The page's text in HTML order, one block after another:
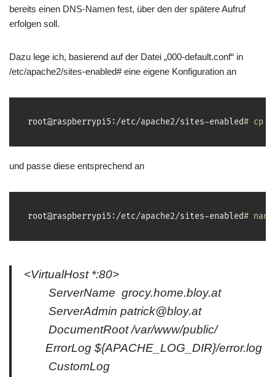
bereits einen DNS-Namen fest, über den der spätere Aufruf
erfolgen soll.
Dazu lege ich, basierend auf der Datei „000-default.conf“ in
/etc/apache2/sites-enabled# eine eigene Konfiguration an
root@raspberrypi5:/etc/apache2/sites-enabled# cp
und passe diese entsprechend an
root@raspberrypi5:/etc/apache2/sites-enabled#
<VirtualHost *:80>
ServerName grocy.home.bloy.at
ServerAdmin patrick@bloy.at
DocumentRoot /var/www/public/
ErrorLog ${APACHE_LOG_DIR}/error.log
CustomLog